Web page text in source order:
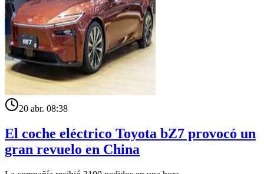
20 abr. 08:38
El coche eléctrico Toyota bZ7 provocó un
gran revuelo en China